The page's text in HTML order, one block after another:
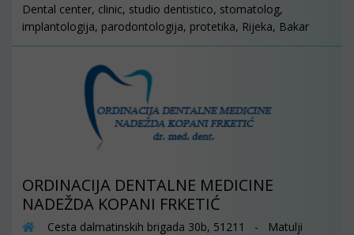
Dental center, clinic, studio dentistico, stomatolog,
implantologija, parodontologija, protetika, Rijeka, Bakar
ORDINACIJA DENTALNE MEDICINE
NADEŽDA KOPANI FRKETIĆ
Cesta dalmatinskih brigada 30b, 51211 - Matulji